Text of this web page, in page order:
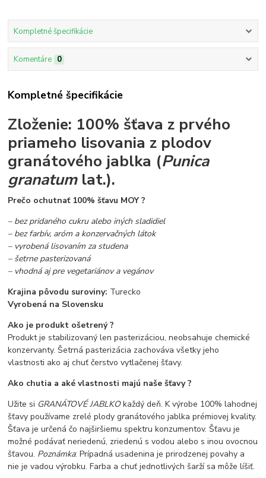
Kompletné špecifikácie
Komentáre 0
Kompletné špecifikácie
Zloženie: 100% šťava z prvého
priameho lisovania z plodov
granátového jablka (Punica
granatumlat.).
Prečo ochutnať 100% šťavu MOY ?
– bez pridaného cukru alebo iných sladidiel
– bez farbív, aróm a konzervačných látok
– vyrobená lisovaním za studena
– šetrne pasterizovaná
– vhodná aj pre vegetariánov a vegánov
Krajina pôvodu suroviny: Turecko
Vyrobená na Slovensku
Ako je produkt ošetrený ?
Produkt je stabilizovaný len pasterizáciou, neobsahuje chemické
konzervanty. Šetrná pasterizácia zachováva všetky jeho
vlastnosti ako aj chuť čerstvo vytlačenej šťavy.
Ako chutia a aké vlastnosti majú naše šťavy ?
Užite si GRANÁTOVÉ JABLKOkaždý deň. K výrobe 100% lahodnej
šťavy používame zrelé plody granátového jablka prémiovej kvality.
Šťava je určená čo najširšiemu spektru konzumentov. Šťavu je
možné podávať neriedenú, zriedenú s vodou alebo s inou ovocnou
šťavou. Poznámka: Prípadná usadenina je prirodzenej povahy a
nie je vadou výrobku. Farba a chuť jednotlivých šarží sa môže líšiť.